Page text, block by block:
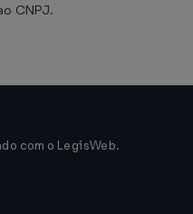
CNPJ.
com o LegisWeb.